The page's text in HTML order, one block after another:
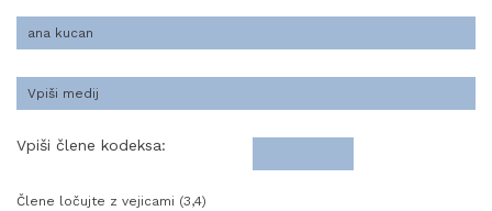
Vpiši člene kodeksa:
Člene ločujte z vejicami (3,4)